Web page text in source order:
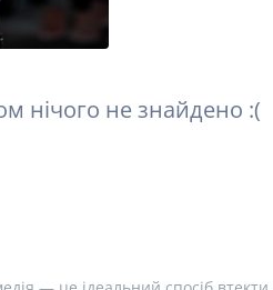
нічого не знайдено :(